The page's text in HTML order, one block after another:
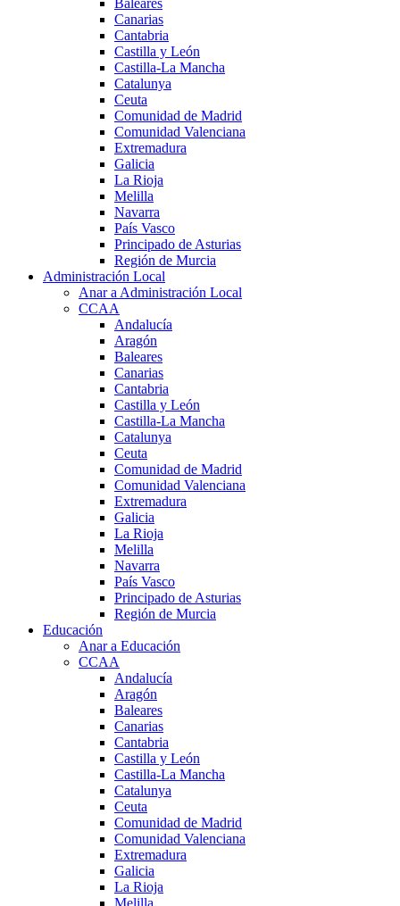
Canarias
Cantabria
Castilla y León
Castilla-La Mancha
Catalunya
Ceuta
Comunidad de Madrid
Comunidad Valenciana
Extremadura
Galicia
La Rioja
Melilla
Navarra
País Vasco
Principado de Asturias
Región de Murcia
Administración Local
Anar a Administración Local
CCAA
Andalucía
Aragón
Baleares
Canarias
Cantabria
Castilla y León
Castilla-La Mancha
Catalunya
Ceuta
Comunidad de Madrid
Comunidad Valenciana
Extremadura
Galicia
La Rioja
Melilla
Navarra
País Vasco
Principado de Asturias
Región de Murcia
Educación
Anar a Educación
CCAA
Andalucía
Aragón
Baleares
Canarias
Cantabria
Castilla y León
Castilla-La Mancha
Catalunya
Ceuta
Comunidad de Madrid
Comunidad Valenciana
Extremadura
Galicia
La Rioja
Melilla